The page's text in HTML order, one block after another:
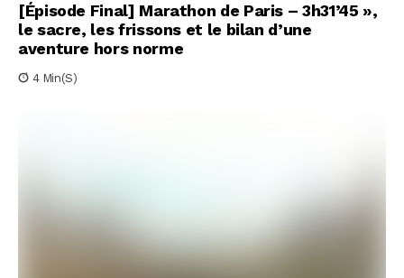
[Épisode Final] Marathon de Paris – 3h31’45 »,
le sacre, les frissons et le bilan d’une
aventure hors norme
4 Min(s)